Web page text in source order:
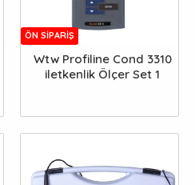
ÖN SIPARIŞ
Wtw Profiline Cond 3310
iletkenlik Ölçer Set 1